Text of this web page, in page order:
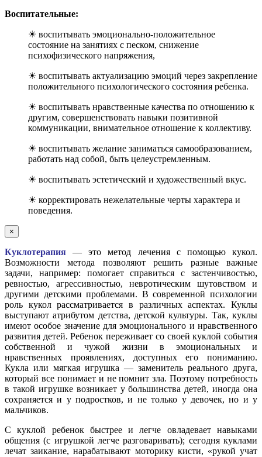
Воспитательные:
☀ воспитывать эмоционально-положительное
состояние на занятиях с песком, снижение
психофизического напряжения,
☀ воспитывать актуализацию эмоций через закрепление
положительного психологического состояния ребенка.
☀ воспитывать нравственные качества по отношению к
другим, совершенствовать навыки позитивной
коммуникации, внимательное отношение к коллективу.
☀ воспитывать желание заниматься самообразованием,
работать над собой, быть целеустремленным.
☀ воспитывать эстетический и художественный вкус.
☀ корректировать нежелательные черты характера и
поведения.
×
Куклотерапия — это метод лечения с помощью кукол.
Возможности метода позволяют решить разные важные
задачи, например: помогает справиться с застенчивостью,
ревностью, агрессивностью, невротическим шутовством и
другими детскими проблемами. В современной психологии
роль кукол рассматривается в различных аспектах. Куклы
выступают атрибутом детства, детской культуры. Так, куклы
имеют особое значение для эмоционального и нравственного
развития детей. Ребенок переживает со своей куклой события
собственной и чужой жизни в эмоциональных и
нравственных проявлениях, доступных его пониманию.
Кукла или мягкая игрушка — заменитель реального друга,
который все понимает и не помнит зла. Поэтому потребность
в такой игрушке возникает у большинства детей, иногда она
сохраняется и у подростков, и не только у девочек, но и у
мальчиков.
С куклой ребенок быстрее и легче овладевает навыками
общения (с игрушкой легче разговаривать); сегодня куклами
лечат заикание, нарабатывают моторику кисти, «рукой учат